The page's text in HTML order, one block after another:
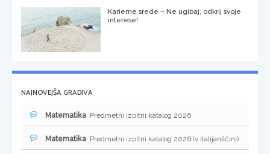
Karierne srede – Ne ugibaj, odkrij svoje
interese!
NAJNOVEJŠA GRADIVA
Matematika: Predmetni izpitni katalog 2026
Matematika: Predmetni izpitni katalog 2026 (v italijanščini)